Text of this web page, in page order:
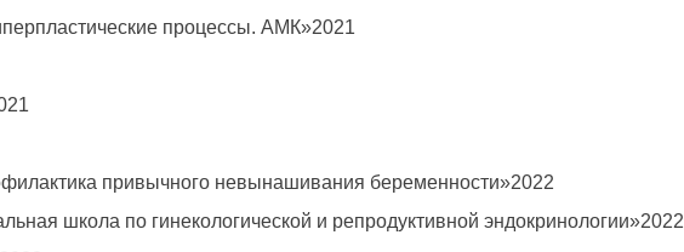
процессы. АМК»2021
привычного невынашивания беременности»2022
школа по гинекологической и репродуктивной эндокринологии»2022